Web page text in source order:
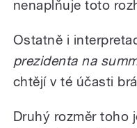
nenaplňuje toto
Ostatně i
prezidenta na
chtějí v té účasti
Druhý rozměr toho